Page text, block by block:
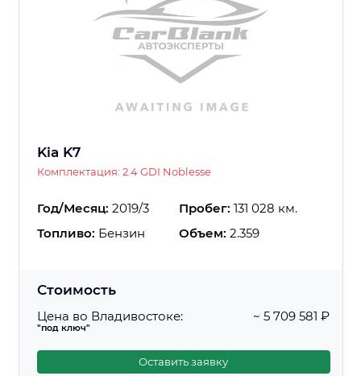
Kia K7
Комплектация: 2.4 GDI Noblesse
Год/Месяц: 2019/3 Пробег: 131 028 км.
Топливо: Бензин Объем: 2.359
Стоимость
Цена во Владивостоке:
"под ключ"
~ 5 709 581 ₽
Оставить заявку